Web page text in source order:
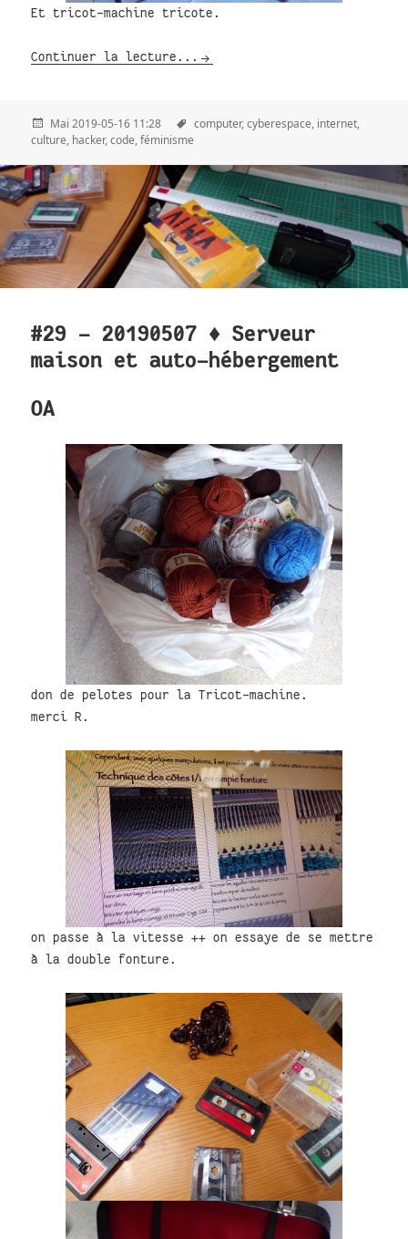
Et tricot-machine tricote.
Continuer la lecture...
Mai 2019-05-16 11:28 computer, cyberespace, internet,
culture, hacker, code, féminisme
#29 - 20190507 ♦ Serveur
maison et auto-hébergement
OA
don de pelotes pour la Tricot-machine.
merci R.
on passe à la vitesse ++ on essaye de se mettre
à la double fonture.